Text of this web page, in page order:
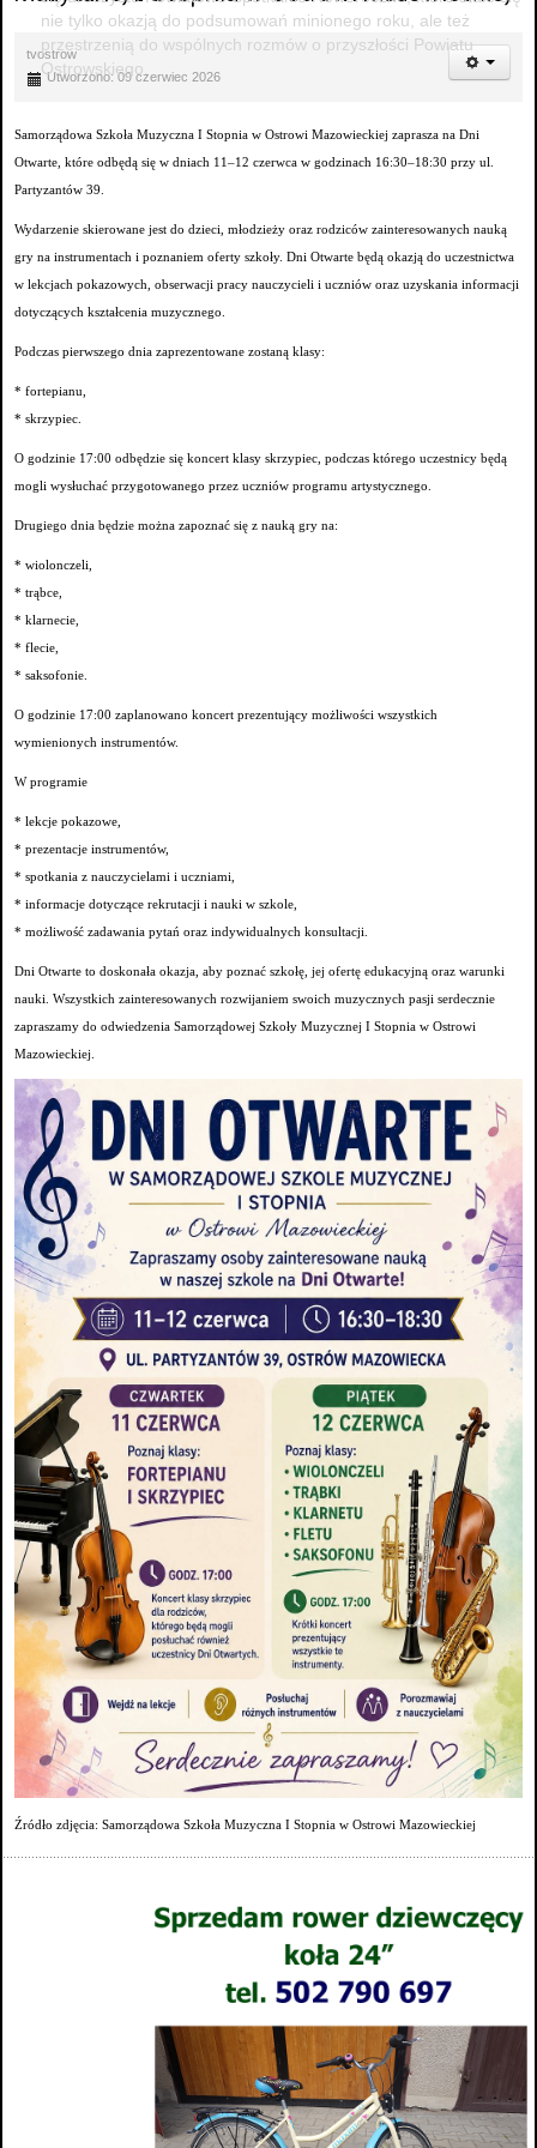
nie tylko okazją do podsumowań minionego roku, ale też
przestrzenią do wspólnych rozmów o przyszłości Powiatu
Ostrowskiego.
tvostrow
Utworzono: 09 czerwiec 2026
Samorządowa Szkoła Muzyczna I Stopnia w Ostrowi Mazowieckiej zaprasza na Dni
Otwarte, które odbędą się w dniach 11–12 czerwca w godzinach 16:30–18:30 przy ul.
Partyzantów 39.
Wydarzenie skierowane jest do dzieci, młodzieży oraz rodziców zainteresowanych nauką
gry na instrumentach i poznaniem oferty szkoły. Dni Otwarte będą okazją do uczestnictwa
w lekcjach pokazowych, obserwacji pracy nauczycieli i uczniów oraz uzyskania informacji
dotyczących kształcenia muzycznego.
Podczas pierwszego dnia zaprezentowane zostaną klasy:
* fortepianu,
* skrzypiec.
O godzinie 17:00 odbędzie się koncert klasy skrzypiec, podczas którego uczestnicy będą
mogli wysłuchać przygotowanego przez uczniów programu artystycznego.
Drugiego dnia będzie można zapoznać się z nauką gry na:
* wiolonczeli,
* trąbce,
* klarnecie,
* flecie,
* saksofonie.
O godzinie 17:00 zaplanowano koncert prezentujący możliwości wszystkich
wymienionych instrumentów.
W programie
* lekcje pokazowe,
* prezentacje instrumentów,
* spotkania z nauczycielami i uczniami,
* informacje dotyczące rekrutacji i nauki w szkole,
* możliwość zadawania pytań oraz indywidualnych konsultacji.
Dni Otwarte to doskonała okazja, aby poznać szkołę, jej ofertę edukacyjną oraz warunki
nauki. Wszystkich zainteresowanych rozwijaniem swoich muzycznych pasji serdecznie
zapraszamy do odwiedzenia Samorządowej Szkoły Muzycznej I Stopnia w Ostrowi
Mazowieckiej.
Źródło zdjęcia: Samorządowa Szkoła Muzyczna I Stopnia w Ostrowi Mazowieckiej